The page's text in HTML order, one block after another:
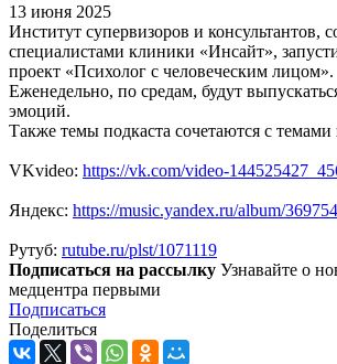
13 июня 2025
Институт супервизоров и консультантов,
специалистами клиники «Инсайт»,
проект «Психолог с человеческим лицом».
Еженедельно, по средам, будут
эмоций.
Также темы подкаста сочетаются с темами
VKvideo: https://vk.com/video-
Яндекс: https://music.yandex.ru/album/
Рутуб: rutube.ru/plst/1071119
Подписаться на рассылку Узнавайте о
медцентра первыми
Подписаться
Поделиться